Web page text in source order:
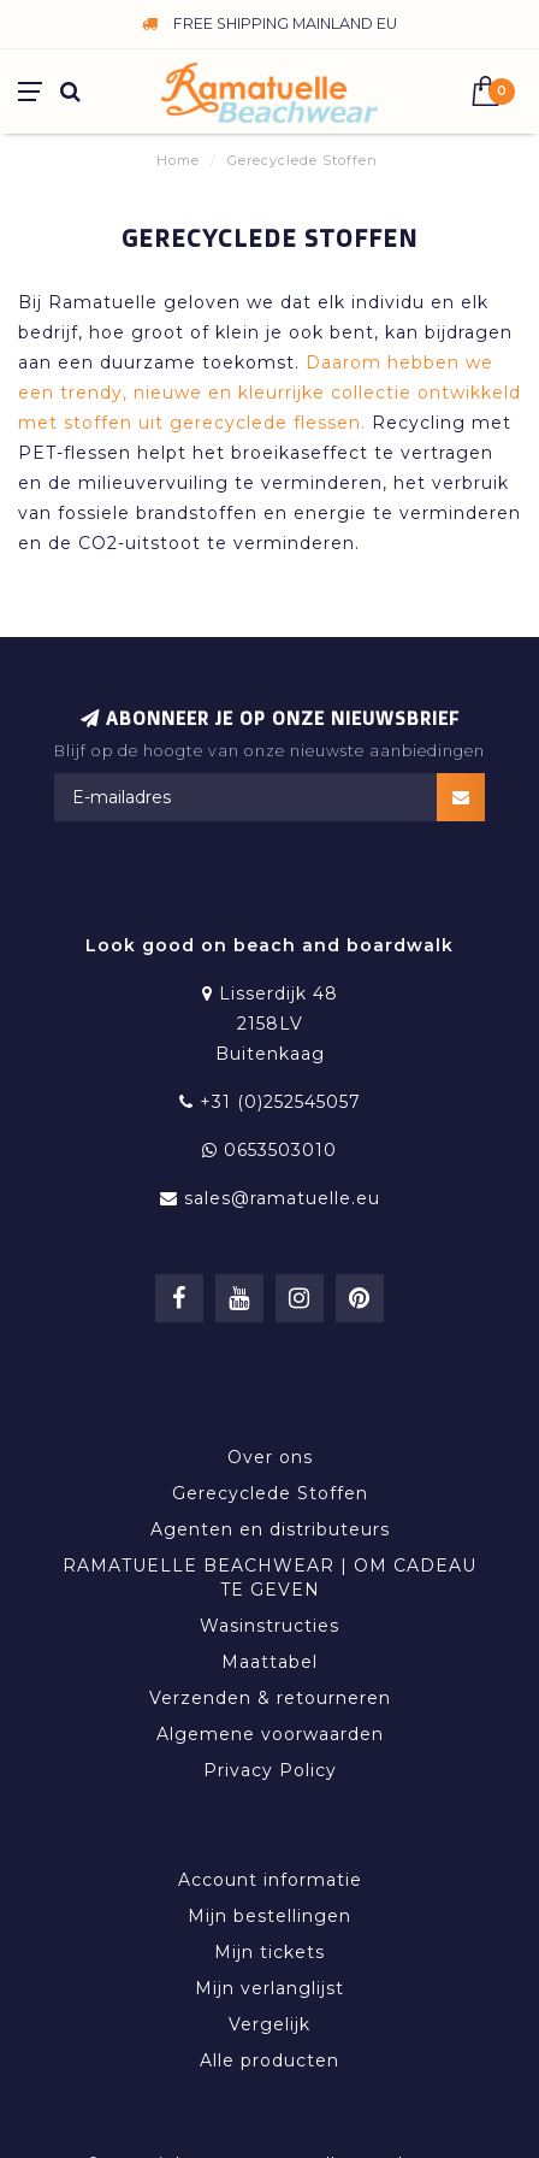
FREE SHIPPING MAINLAND EU
0
Home / Gerecyclede Stoffen
GERECYCLEDE STOFFEN
Bij Ramatuelle geloven we dat elk individu en elk
bedrijf, hoe groot of klein je ook bent, kan bijdragen
aan een duurzame toekomst. Daarom hebben we
een trendy, nieuwe en kleurrijke collectie ontwikkeld
met stoffen uit gerecyclede flessen. Recycling met
PET-flessen helpt het broeikaseffect te vertragen
en de milieuvervuiling te verminderen, het verbruik
van fossiele brandstoffen en energie te verminderen
en de CO2-uitstoot te verminderen.
ABONNEER JE OP ONZE NIEUWSBRIEF
Blijf op de hoogte van onze nieuwste aanbiedingen
Look good on beach and boardwalk
Lisserdijk 48
2158LV
Buitenkaag
+31 (0)252545057
0653503010
sales@ramatuelle.eu
Over ons
Gerecyclede Stoffen
Agenten en distributeurs
RAMATUELLE BEACHWEAR | OM CADEAU
TE GEVEN
Wasinstructies
Maattabel
Verzenden & retourneren
Algemene voorwaarden
Privacy Policy
Account informatie
Mijn bestellingen
Mijn tickets
Mijn verlanglijst
Vergelijk
Alle producten